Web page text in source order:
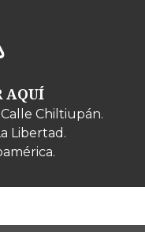
AQUÍ
Chiltiupán.
Libertad.